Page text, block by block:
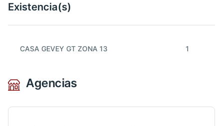
Existencia(s)
CASA GEVEY GT ZONA 13 1
Agencias